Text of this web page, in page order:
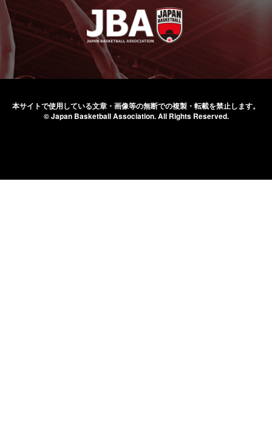
本サイトで使用している文章・画像等の無断での複製・転載を禁止します。
© Japan Basketball Association.All Rights Reserved.